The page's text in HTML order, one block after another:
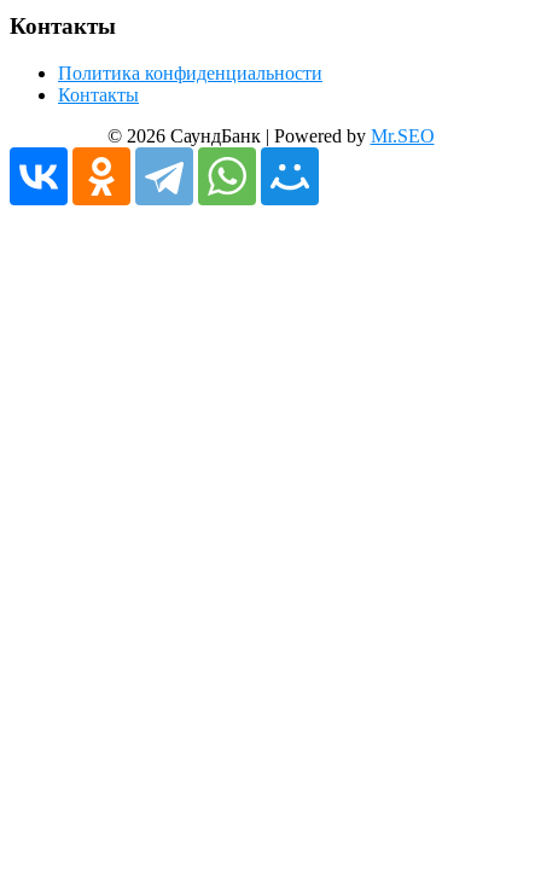
Контакты
Политика конфиденциальности
Контакты
© 2026 СаундБанк | Powered by Mr.SEO